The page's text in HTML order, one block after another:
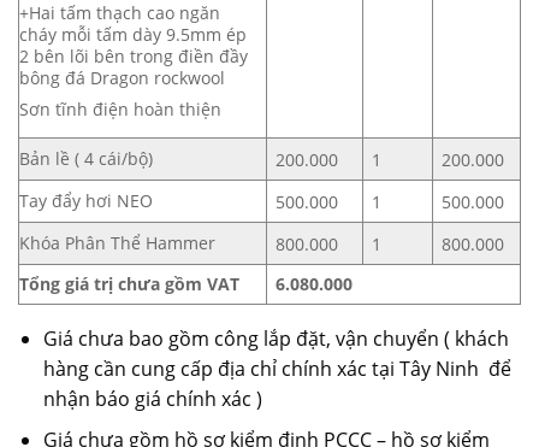
+Hai tấm thạch cao ngăn
cháy mỗi tấm dày 9.5mm ép
2 bên lõi bên trong điền đầy
bông đá Dragon rockwool
Sơn tĩnh điện hoàn thiện
Bản lề ( 4 cái/bộ) 200.000 1
200.000
Tay đẩy hơi NEO
500.000 1
500.000
Khóa Phân Thể Hammer
800.000 1
800.000
Tổng giá trị chưa gồm VAT
6.080.000
Giá chưa bao gồm công lắp đặt, vận chuyển ( khách
hàng cần cung cấp địa chỉ chính xác tại Tây Ninh để
nhận báo giá chính xác )
Giá chưa gồm hồ sơ kiểm định PCCC – hồ sơ kiểm